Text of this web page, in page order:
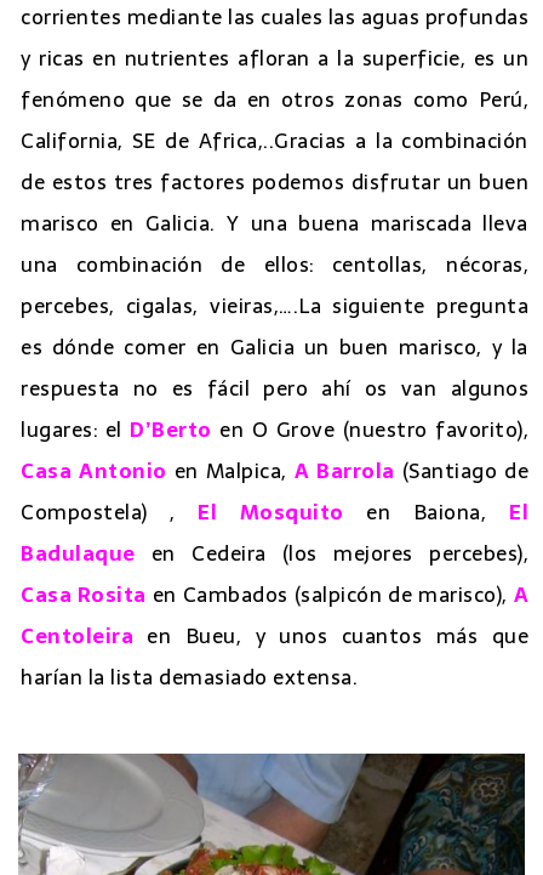
corrientes mediante las cuales las aguas profundas
y ricas en nutrientes afloran a la superficie, es un
fenómeno que se da en otros zonas como Perú,
California, SE de Africa,..Gracias a la combinación
de estos tres factores podemos disfrutar un buen
marisco en Galicia. Y una buena mariscada lleva
una combinación de ellos: centollas, nécoras,
percebes, cigalas, vieiras,….La siguiente pregunta
es dónde comer en Galicia un buen marisco, y la
respuesta no es fácil pero ahí os van algunos
lugares: el D’Berto en O Grove (nuestro favorito),
Casa Antonio en Malpica, A Barrola (Santiago de
Compostela) , El Mosquito en Baiona, El
Badulaque en Cedeira (los mejores percebes),
Casa Rosita en Cambados (salpicón de marisco), A
Centoleira en Bueu, y unos cuantos más que
harían la lista demasiado extensa.